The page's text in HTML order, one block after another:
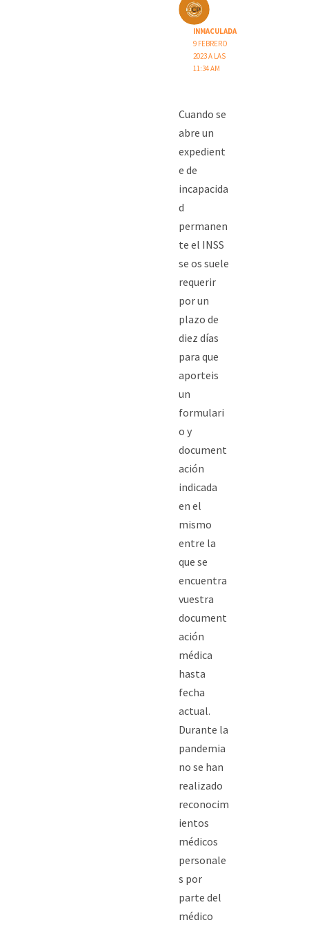
INMACULADA
9 FEBRERO
2023 A LAS
11:34 AM
Cuando se
abre un
expedient
e de
incapacida
d
permanen
te el INSS
se os suele
requerir
por un
plazo de
diez días
para que
aporteis
un
formulari
o y
document
ación
indicada
en el
mismo
entre la
que se
encuentra
vuestra
document
ación
médica
hasta
fecha
actual.
Durante la
pandemia
no se han
realizado
reconocim
ientos
médicos
personale
s por
parte del
médico